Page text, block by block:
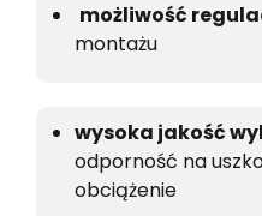
możliwość
montażu
wysoka jakość
odporność na
obciążenie